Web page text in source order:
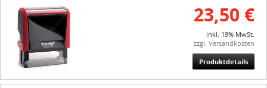
23,50 €
inkl. 19% MwSt.
zzgl. Versandkosten
Produktdetails